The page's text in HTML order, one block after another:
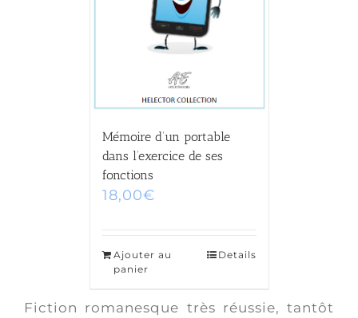
Mémoire d’un portable
dans l’exercice de ses
fonctions
18,00€
Ajouter au
panier
Details
Fiction romanesque très réussie, tantôt